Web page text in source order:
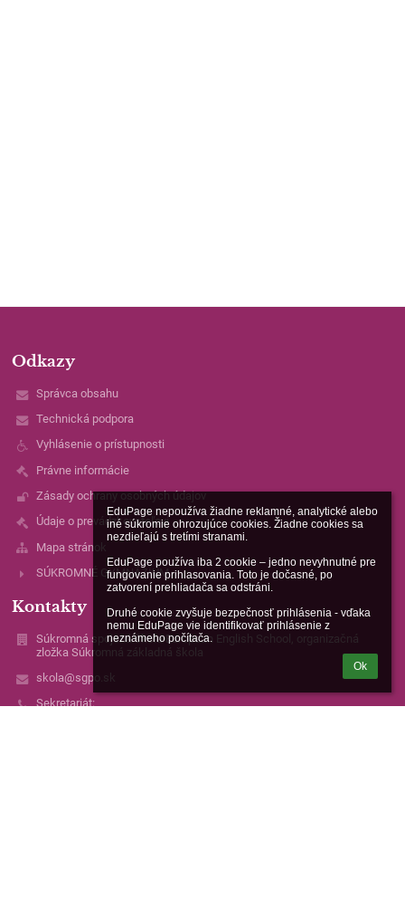
EduPage nepoužíva žiadne reklamné, analytické alebo
iné súkromie ohrozujúce cookies. Žiadne cookies sa
nezdieľajú s tretími stranami.
EduPage používa iba 2 cookie – jedno nevyhnutné pre
fungovanie prihlasovania. Toto je dočasné, po
zatvorení prehliadača sa odstráni.
Druhé cookie zvyšuje bezpečnosť prihlásenia - vďaka
nemu EduPage vie identifikovať prihlásenie z
neznámeho počítača.
Ok
Odkazy
Správca obsahu
Technická podpora
Vyhlásenie o prístupnosti
Právne informácie
Zásady ochrany osobných údajov
Údaje o prevádzkovateľovi
Mapa stránok
SÚKROMNÉ GYMNÁZIUM
Kontakty
Súkromná spojená škola European English School, organizačná
zložka Súkromná základná škola
skola@sgpo.sk
Sekretariát: